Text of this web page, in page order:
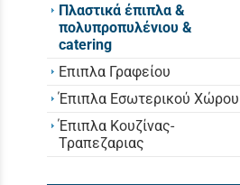
Πλαστικά έπιπλα &
πολυπροπυλένιου &
catering
Επιπλα Γραφείου
Έπιπλα Εσωτερικού Χώρου
Έπιπλα Κουζίνας-
Τραπεζαριας